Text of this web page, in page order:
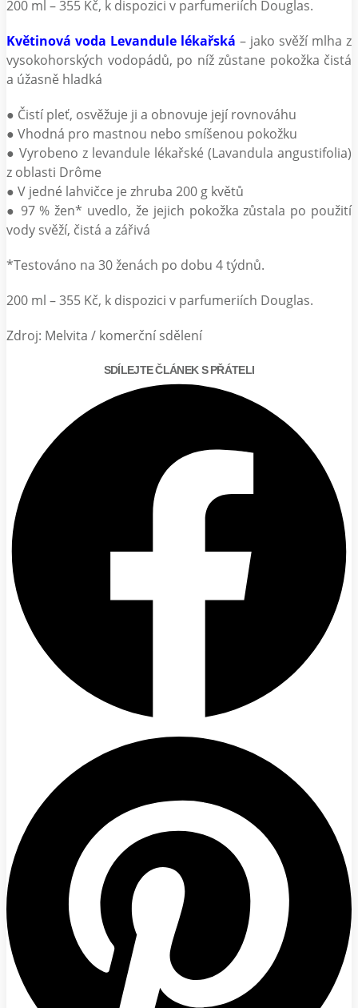
200 ml – 355 Kč, k dispozici v parfumeriích Douglas.
Květinová voda Levandule lékařská – jako svěží mlha z
vysokohorských vodopádů, po níž zůstane pokožka čistá
a úžasně hladká
● Čistí pleť, osvěžuje ji a obnovuje její rovnováhu
● Vhodná pro mastnou nebo smíšenou pokožku
● Vyrobeno z levandule lékařské (Lavandula angustifolia)
z oblasti Drôme
● V jedné lahvičce je zhruba 200 g květů
● 97 % žen* uvedlo, že jejich pokožka zůstala po použití
vody svěží, čistá a zářivá
*Testováno na 30 ženách po dobu 4 týdnů.
200 ml – 355 Kč, k dispozici v parfumeriích Douglas.
Zdroj: Melvita / komerční sdělení
SDÍLEJTE ČLÁNEK S PŘÁTELI